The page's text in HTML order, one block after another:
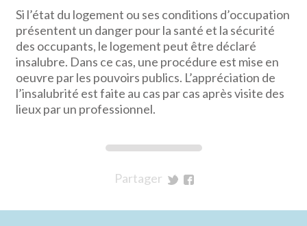
Si l’état du logement ou ses conditions d’occupation
présentent un danger pour la santé et la sécurité
des occupants, le logement peut être déclaré
insalubre. Dans ce cas, une procédure est mise en
oeuvre par les pouvoirs publics. L’appréciation de
l’insalubrité est faite au cas par cas après visite des
lieux par un professionnel.
Partager
Twitter
Facebook